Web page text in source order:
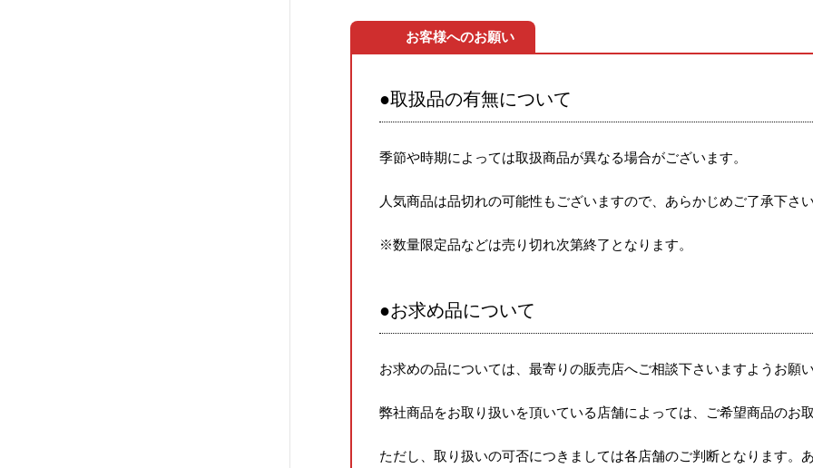
お客様へのお願い
●取扱品の有無について
季節や時期によっては取扱商品が異なる場合がございます。
人気商品は品切れの可能性もございますので、あらかじめご了承下さい
※数量限定品などは売り切れ次第終了となります。
●お求め品について
お求めの品については、最寄りの販売店へご相談下さいますようお願
弊社商品をお取り扱いを頂いている店舗によっては、ご希望商品のお
ただし、取り扱いの可否につきましては各店舗のご判断となります。